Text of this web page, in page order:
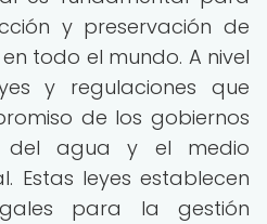
y preservación de
todo el mundo. A nivel
y regulaciones que
de los gobiernos
del agua y el medio
Estas leyes establecen
para la gestión